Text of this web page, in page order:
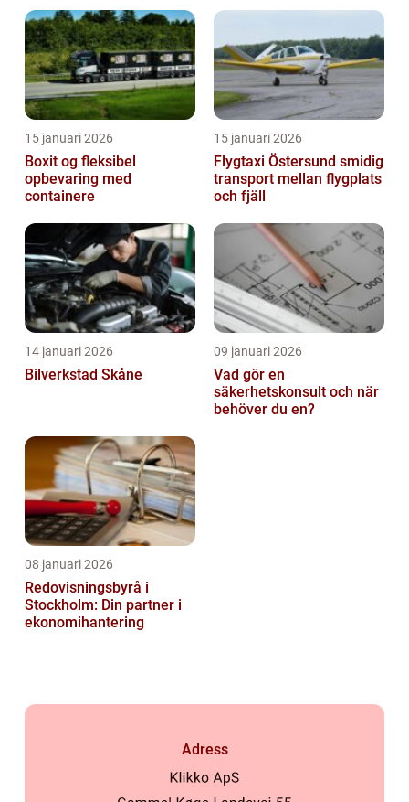
15 januari 2026
Boxit og fleksibel
opbevaring med
containere
15 januari 2026
Flygtaxi Östersund smidig
transport mellan flygplats
och fjäll
14 januari 2026
Bilverkstad Skåne
09 januari 2026
Vad gör en
säkerhetskonsult och när
behöver du en?
08 januari 2026
Redovisningsbyrå i
Stockholm: Din partner i
ekonomihantering
Adress